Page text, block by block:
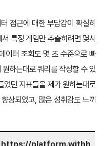
접근에 대한 부담감이 확실히
특정 게임만 추출하려면 몇시
이터 조회도 몇 초 수준으로 빠
하는대로 쿼리를 작성할 수 있
었던 지표들을 제가 원하는대로
상되었고, 많은 성취감도 느끼